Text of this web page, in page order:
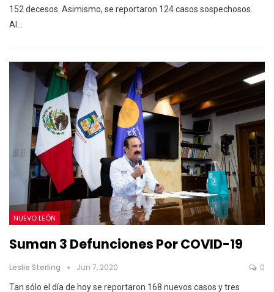
152 decesos. Asimismo, se reportaron 124 casos sospechosos.
Al…
NUEVO LEÓN
Suman 3 Defunciones Por COVID-19
Leslie Sterling Jun 7, 2020 0
Tan sólo el día de hoy se reportaron 168 nuevos casos y tres